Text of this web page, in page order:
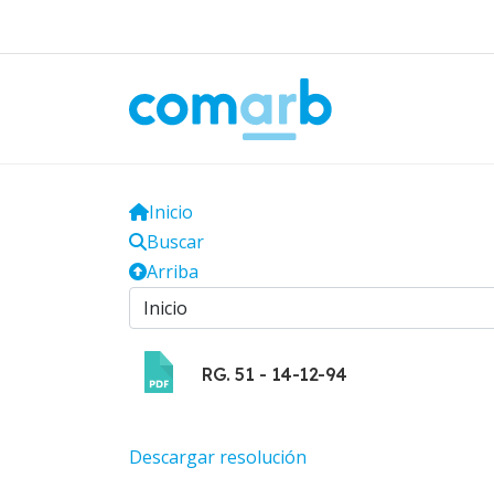
Inicio
Buscar
Arriba
RG. 51 - 14-12-94
Descargar resolución